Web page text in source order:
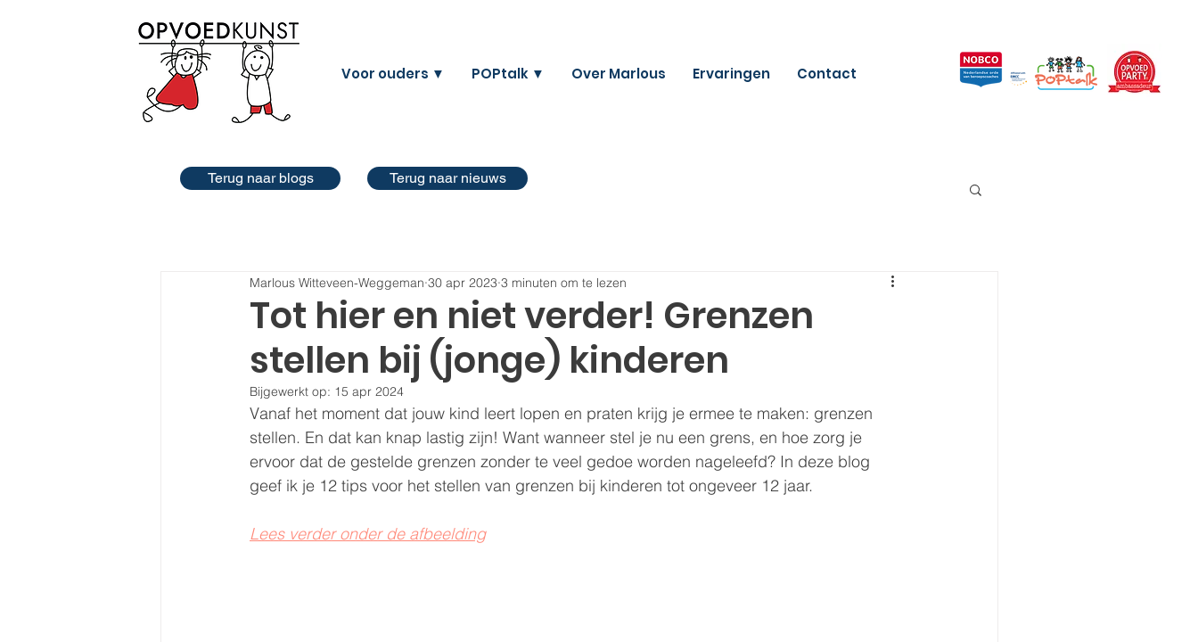
Voor ouders ▼ POPtalk ▼ Over Marlous Ervaringen Contact
Tot hier en niet verder! Grenzen
stellen bij (jonge) kinderen
Marlous Witteveen-Weggeman 30 apr 2023 3 minuten om te lezen
Bijgewerkt op: 15 apr 2024
Vanaf het moment dat jouw kind leert lopen en praten krijg je ermee te maken: grenzen
stellen. En dat kan knap lastig zijn! Want wanneer stel je nu een grens, en hoe zorg je
ervoor dat de gestelde grenzen zonder te veel gedoe worden nageleefd? In deze blog
geef ik je 12 tips voor het stellen van grenzen bij kinderen tot ongeveer 12 jaar.
Lees verder onder de afbeelding
Terug naar blogs Terug naar nieuws